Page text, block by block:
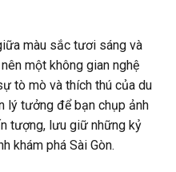
màu sắc tươi sáng và
một không gian nghệ
tò mò và thích thú của du
lý tưởng để bạn chụp ảnh
tượng, lưu giữ những kỷ
khám phá Sài Gòn.